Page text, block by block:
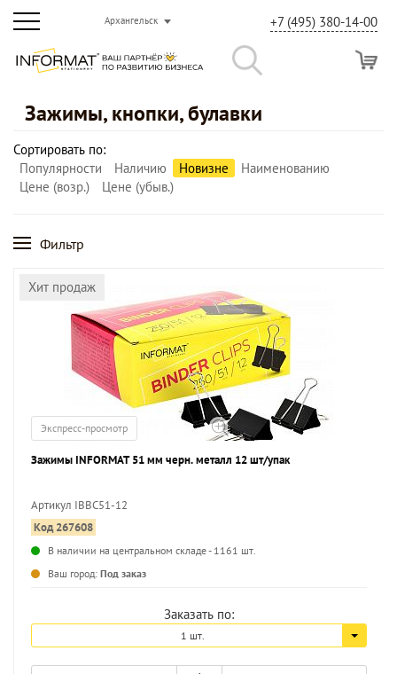
Архангельск +7 (495) 380-14-00
Зажимы, кнопки, булавки
Сортировать по:
Популярности
Наличию Новизне
Наименованию
Цене (возр.)
Цене (убыв.)
Фильтр
Хит продаж
Экспресс-просмотр
Зажимы INFORMAT 51 мм черн. металл 12 шт/упак
Артикул IBBC51-12
Код 267608
В наличии на центральном складе - 1161 шт.
Ваш город: Под заказ
Заказать по:
1 шт.